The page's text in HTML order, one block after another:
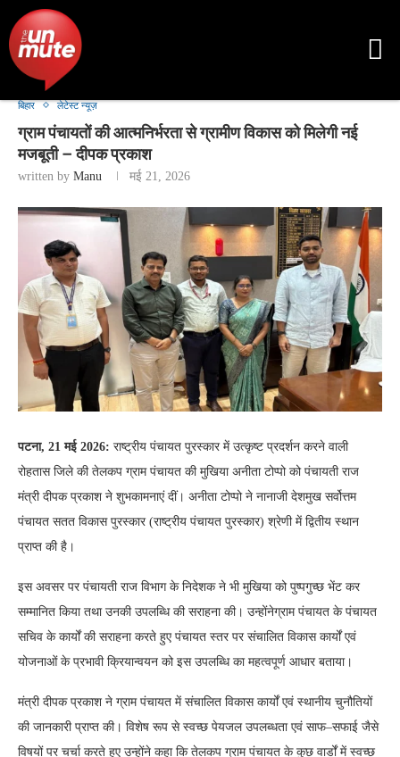
बिहार लेटेस्ट न्यूज़
ग्राम पंचायतों की आत्मनिर्भरता से ग्रामीण विकास को मिलेगी नई
मजबूती – दीपक प्रकाश
written by Manu मई 21, 2026
पटना, 21 मई 2026: राष्ट्रीय पंचायत पुरस्कार में उत्कृष्ट प्रदर्शन करने वाली
रोहतास जिले की तेलकप ग्राम पंचायत की मुखिया अनीता टोप्पो को पंचायती राज
मंत्री दीपक प्रकाश ने शुभकामनाएं दीं। अनीता टोप्पो ने नानाजी देशमुख सर्वोत्तम
पंचायत सतत विकास पुरस्कार (राष्ट्रीय पंचायत पुरस्कार) श्रेणी में द्वितीय स्थान
प्राप्त की है।
इस अवसर पर पंचायती राज विभाग के निदेशक ने भी मुखिया को पुष्पगुच्छ भेंट कर
सम्मानित किया तथा उनकी उपलब्धि की सराहना की। उन्होंनेग्राम पंचायत के पंचायत
सचिव के कार्यों की सराहना करते हुए पंचायत स्तर पर संचालित विकास कार्यों एवं
योजनाओं के प्रभावी क्रियान्वयन को इस उपलब्धि का महत्वपूर्ण आधार बताया।
मंत्री दीपक प्रकाश ने ग्राम पंचायत में संचालित विकास कार्यों एवं स्थानीय चुनौतियों
की जानकारी प्राप्त की। विशेष रूप से स्वच्छ पेयजल उपलब्धता एवं साफ–सफाई जैसे
विषयों पर चर्चा करते हुए उन्होंने कहा कि तेलकप ग्राम पंचायत के कुछ वार्डों में स्वच्छ